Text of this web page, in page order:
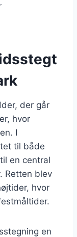
der går
hvor
I
til både
en central
Retten blev
hvor
en